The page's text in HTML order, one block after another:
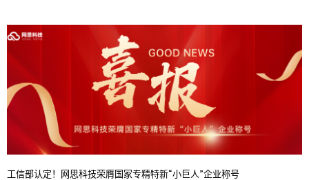
工信部认定！网思科技荣膺国家专精特新“小巨人”企业称号